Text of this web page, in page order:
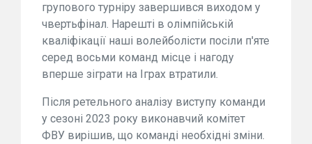
групового турніру завершився виходом у
чвертьфінал. Нарешті в олімпійській
кваліфікації наші волейболісти посіли п'яте
серед восьми команд місце і нагоду
вперше зіграти на Іграх втратили.
Після ретельного аналізу виступу команди
у сезоні 2023 року виконавчий комітет
ФВУ вирішив, що команді необхідні зміни.